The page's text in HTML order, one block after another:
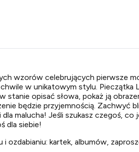
wzorów celebrujących pierwsze
w unikatowym stylu.
stanie opisać słowa, pokaż ją
będzie przyjemnością. Zachwyć
malucha! Jeśli szukasz czegoś,
dla siebie!
kartek, albumów,